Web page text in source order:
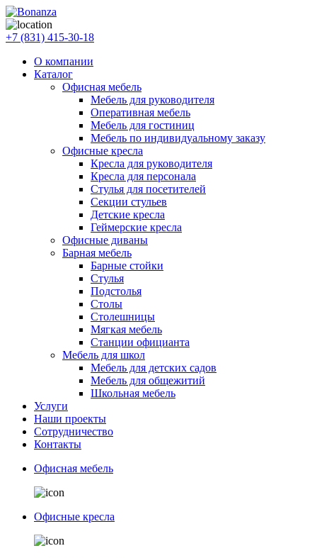
+7 (831) 415-30-18
О компании
Каталог
Офисная мебель
Мебель для руководителя
Оперативная мебель
Мебель для гостиниц
Мебель по индивидуальному заказу
Офисные кресла
Кресла для руководителя
Кресла для персонала
Стулья для посетителей
Секции стульев
Детские кресла
Геймерские кресла
Офисные диваны
Барная мебель
Барные стойки
Стулья
Подстолья
Столы
Столешницы
Мягкая мебель
Станции официанта
Мебель для школ
Мебель для детских садов
Мебель для общежитий
Школьная мебель
Услуги
Наши проекты
Сотрудничество
Контакты
Офисная мебель
Офисные кресла